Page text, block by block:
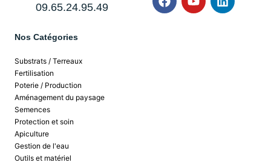
09.65.24.95.49
Nos Catégories
Substrats / Terreaux
Fertilisation
Poterie / Production
Aménagement du paysage
Semences
Protection et soin
Apiculture
Gestion de l'eau
Outils et matériel